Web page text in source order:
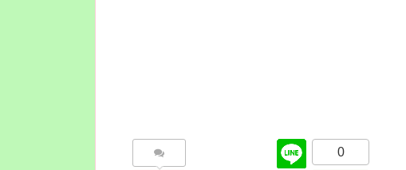
0